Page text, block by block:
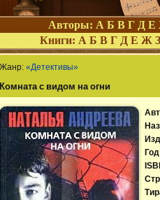
Авторы: А Б В Г Д Е
Книги: А Б В Г Д Е Ж З
Жанр: «Детективы»
Комната с видом на огни